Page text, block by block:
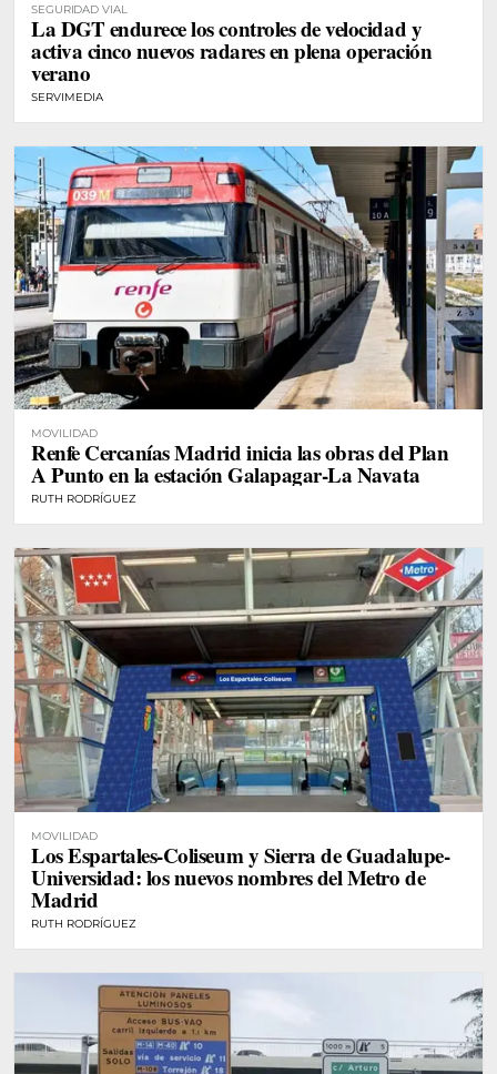
SEGURIDAD VIAL
La DGT endurece los controles de velocidad y
activa cinco nuevos radares en plena operación
verano
SERVIMEDIA
MOVILIDAD
Renfe Cercanías Madrid inicia las obras del Plan
A Punto en la estación Galapagar-La Navata
RUTH RODRÍGUEZ
MOVILIDAD
Los Espartales-Coliseum y Sierra de Guadalupe-
Universidad: los nuevos nombres del Metro de
Madrid
RUTH RODRÍGUEZ